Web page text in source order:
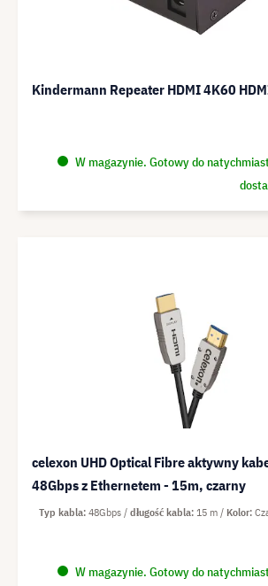
Kindermann Repeater HDMI 4K60
W magazynie. Gotowy do
celexon UHD Optical Fibre aktywny
48Gbps z Ethernetem - 15m, czarny
W magazynie. Gotowy do
Typ kabla 48Gbps długość kabla 15 m Kolor